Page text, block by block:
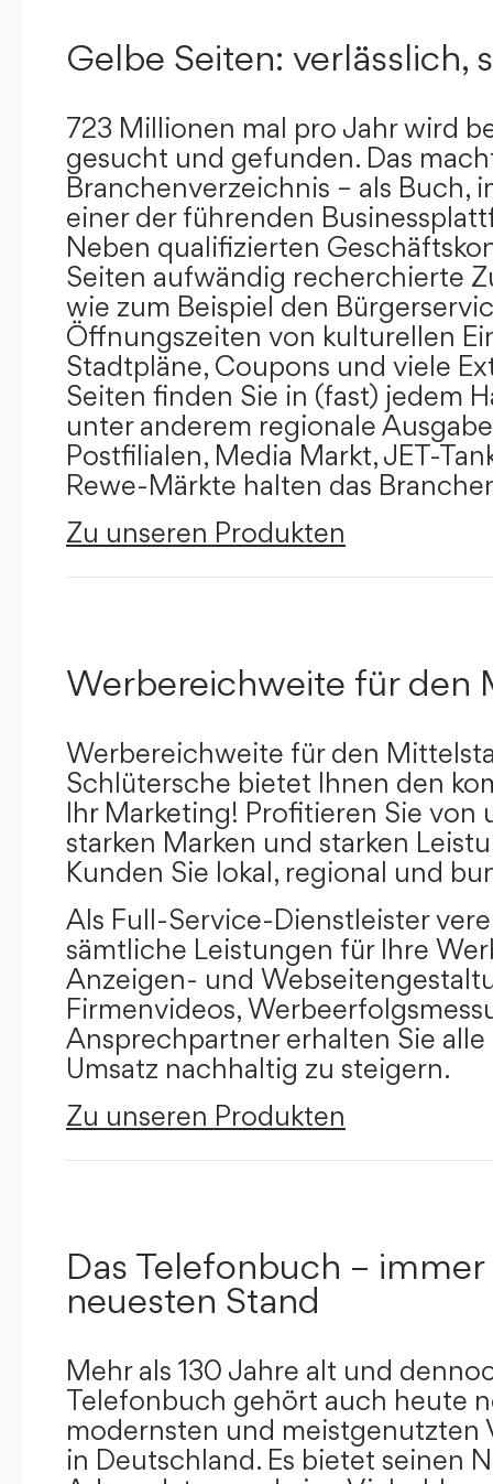
Gelbe Seiten: verlässlich,
723 Millionen mal pro Jahr wird
gesucht und gefunden. Das
Branchenverzeichnis – als Buch,
einer der führenden
Neben qualifizierten
Seiten aufwändig recherchierte
wie zum Beispiel den
Öffnungszeiten von kulturellen
Stadtpläne, Coupons und viele
Seiten finden Sie in (fast) jedem
unter anderem regionale
Postfilialen, Media Markt, JET-
Rewe-Märkte halten das
Zu unseren Produkten
Werbereichweite für den
Werbereichweite für den
Schlütersche bietet Ihnen den
Ihr Marketing! Profitieren Sie von
starken Marken und starken
Kunden Sie lokal, regional und
Als Full-Service-Dienstleister
sämtliche Leistungen für Ihre
Anzeigen- und
Firmenvideos,
Ansprechpartner erhalten Sie
Umsatz nachhaltig zu steigern.
Zu unseren Produkten
Das Telefonbuch –
neuesten Stand
Mehr als 130 Jahre alt und
Telefonbuch gehört auch heute
modernsten und meistgenutzten
in Deutschland. Es bietet seinen